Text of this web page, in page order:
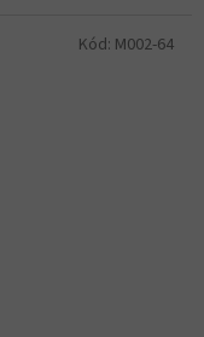
Kód: M002-64